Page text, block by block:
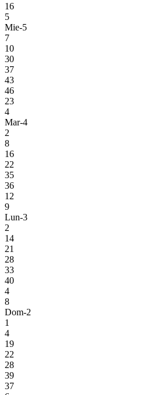
16
5
Mie-5
7
10
30
37
43
46
23
4
Mar-4
2
8
16
22
35
36
12
9
Lun-3
2
14
21
28
33
40
4
8
Dom-2
1
4
19
22
28
39
37